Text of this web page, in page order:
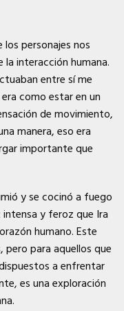
personajes nos
interacción humana.
entre sí me
como estar en un
de movimiento,
manera, eso era
importante que
y se cocinó a fuego
y feroz que Ira
humano. Este
para aquellos que
a enfrentar
es una exploración